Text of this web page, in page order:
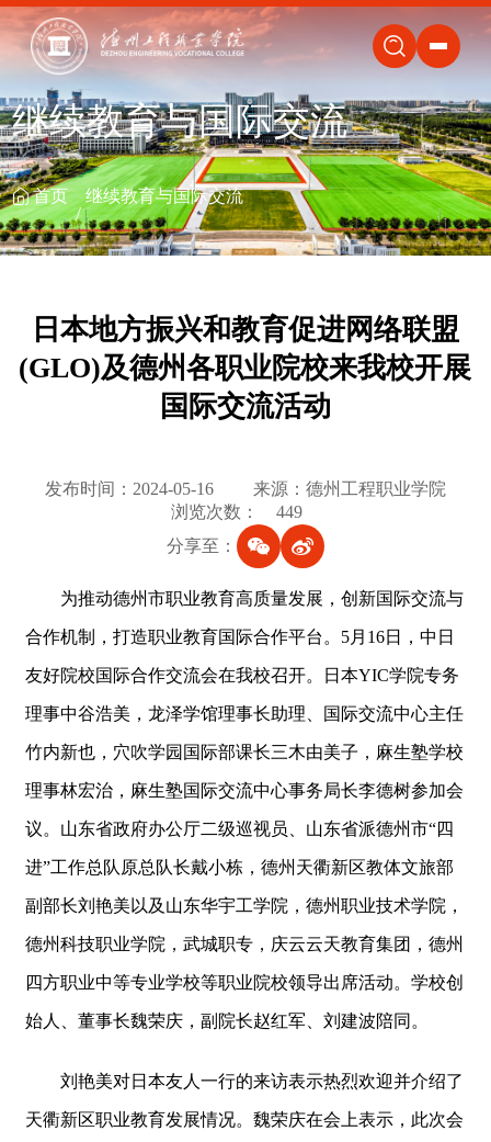
关闭
继续教育与国际交流
首页 继续教育与国际交流
日本地方振兴和教育促进网络联盟
(GLO)及德州各职业院校来我校开展
国际交流活动
发布时间：2024-05-16
来源：德州工程职业学院
浏览次数：
449
分享至：
为推动德州市职业教育高质量发展，创新国际交流与
合作机制，打造职业教育国际合作平台。5月16日，中日
友好院校国际合作交流会在我校召开。日本YIC学院专务
理事中谷浩美，龙泽学馆理事长助理、国际交流中心主任
竹内新也，穴吹学园国际部课长三木由美子，麻生塾学校
理事林宏治，麻生塾国际交流中心事务局长李德树参加会
议。山东省政府办公厅二级巡视员、山东省派德州市“四
进”工作总队原总队长戴小栋，德州天衢新区教体文旅部
副部长刘艳美以及山东华宇工学院，德州职业技术学院，
德州科技职业学院，武城职专，庆云云天教育集团，德州
四方职业中等专业学校等职业院校领导出席活动。学校创
始人、董事长魏荣庆，副院长赵红军、刘建波陪同。
刘艳美对日本友人一行的来访表示热烈欢迎并介绍了
天衢新区职业教育发展情况。魏荣庆在会上表示，此次会